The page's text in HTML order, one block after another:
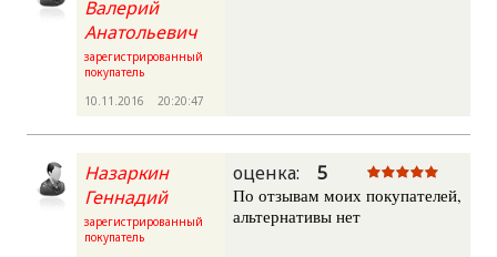
Валерий
Анатольевич
зарегистрированный
покупатель
10.11.2016 20:20:47
Назаркин
Геннадий
зарегистрированный
покупатель
оценка: 5
По отзывам моих покупателей,
альтернативы нет